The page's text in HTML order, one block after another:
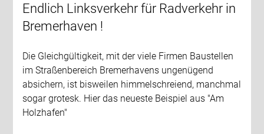
Endlich Linksverkehr für Radverkehr in
Bremerhaven !
Die Gleichgültigkeit, mit der viele Firmen Baustellen
im Straßenbereich Bremerhavens ungenügend
absichern, ist bisweilen himmelschreiend, manchmal
sogar grotesk. Hier das neueste Beispiel aus "Am
Holzhafen"